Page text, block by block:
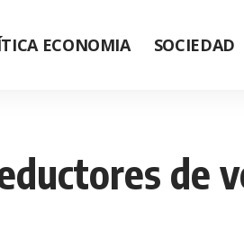
ECONOMIA SOCIEDAD
de